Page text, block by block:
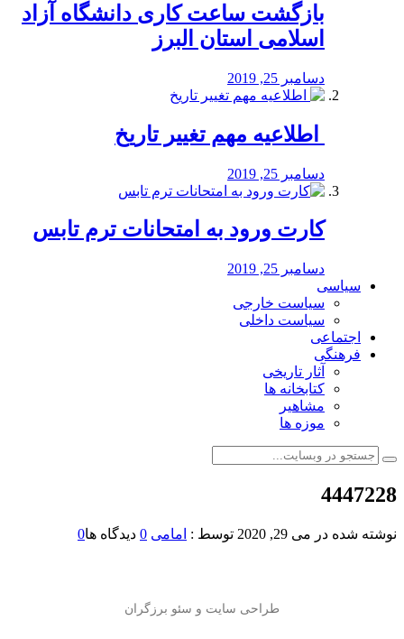
بازگشت ساعت کاری دانشگاه آزاد
اسلامی استان البرز
دسامبر 25, 2019
️ اطلاعیه مهم تغییر تاریخ
دسامبر 25, 2019
کارت ورود به امتحانات ترم تابس
دسامبر 25, 2019
سیاسی
سیاست خارجی
سیاست داخلی
اجتماعی
فرهنگی
آثار تاریخی
کتابخانه ها
مشاهیر
موزه ها
4447228
نوشته شده در می 29, 2020 توسط : امامی 0 دیدگاه ها0